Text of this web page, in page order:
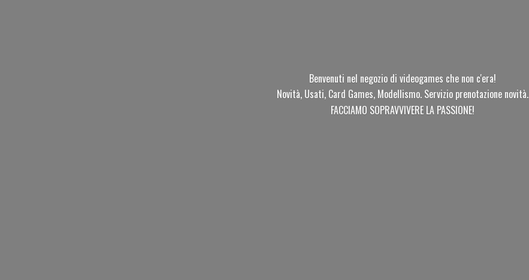
Benvenuti nel negozio di videogames che non c'era!
Novità, Usati, Card Games, Modellismo. Servizio prenotazione novità.
FACCIAMO SOPRAVVIVERE LA PASSIONE!